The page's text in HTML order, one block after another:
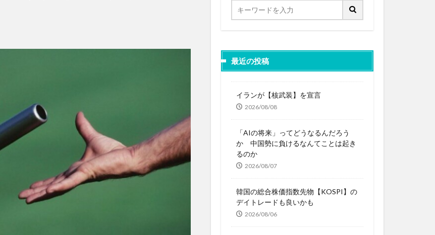
最近の投稿
イランが【核武装】を宣言
2026/08/08
「AIの将来」ってどうなるんだろう
か 中国勢に負けるなんてことは起き
るのか
2026/08/07
韓国の総合株価指数先物【KOSPI】の
デイトレードも良いかも
2026/08/06